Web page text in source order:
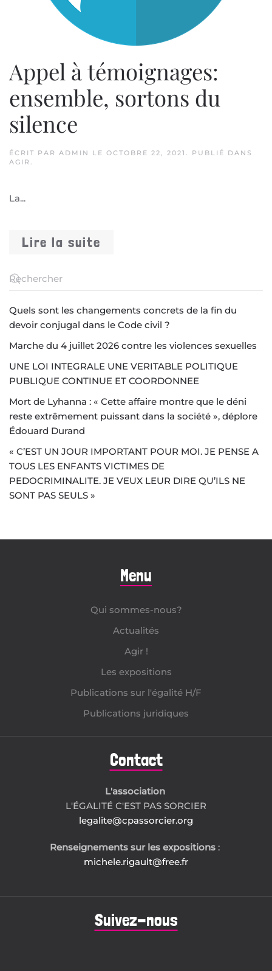
Appel à témoignages:
ensemble, sortons du
silence
ÉCRIT PAR ADMIN LE OCTOBRE 22, 2021
. PUBLIÉ DANS
AGIR
La...
Lire la suite
Quels sont les changements concrets de la fin du
devoir conjugal dans le Code civil ?
Marche du 4 juillet 2026 contre les violences sexuelles
UNE LOI INTEGRALE UNE VERITABLE POLITIQUE
PUBLIQUE CONTINUE ET COORDONNEE
Mort de Lyhanna : « Cette affaire montre que le déni
reste extrêmement puissant dans la société », déplore
Édouard Durand
« C’EST UN JOUR IMPORTANT POUR MOI. JE PENSE A
TOUS LES ENFANTS VICTIMES DE
PEDOCRIMINALITE. JE VEUX LEUR DIRE QU’ILS NE
SONT PAS SEULS »
Menu
Qui sommes-nous?
Actualités
Agir !
Les expositions
Publications sur l'égalité H/F
Publications juridiques
Contact
L'association
L'ÉGALITÉ C'EST PAS SORCIER
legalite@cpassorcier.org
Renseignements sur les expositions :
michele.rigault@free.fr
Suivez-nous